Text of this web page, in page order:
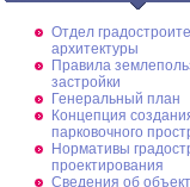
Отдел
архитектуры
Правила
застройки
Генеральный план
Концепция
парковочного
Нормативы
проектирования
Сведения об